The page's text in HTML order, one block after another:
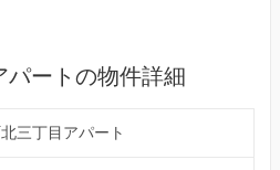
パートの物件詳細
三丁目アパート